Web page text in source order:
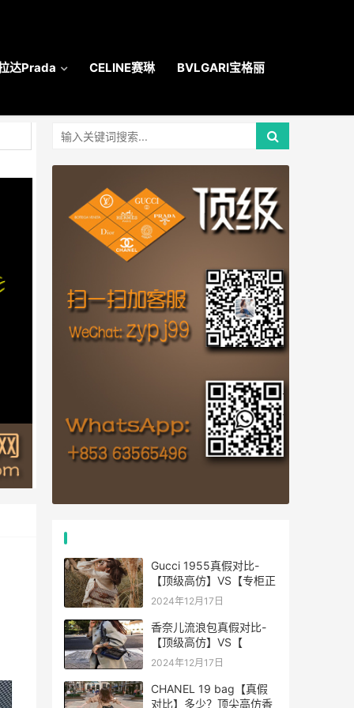
达Prada CELINE赛琳 BVLGARI宝格丽
Gucci 1955真假对比-
【顶级高仿】VS【专柜正
2024年12月17日
香奈儿流浪包真假对比-
【顶级高仿】VS【
2024年12月17日
CHANEL 19 bag【真假
对比】多少？顶尖高仿香